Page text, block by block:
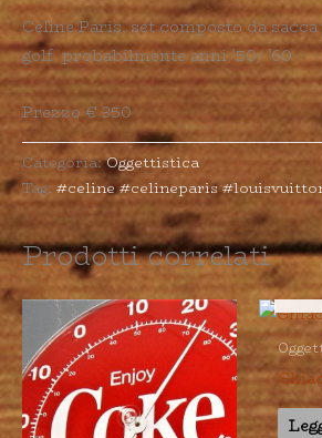
Celine Paris, set composto da
golf probabilmente anni ’50/ ’60
Prezzo € 350
Categoria:Oggettistica
Tag: #celine #celineparis
Prodotti correlati